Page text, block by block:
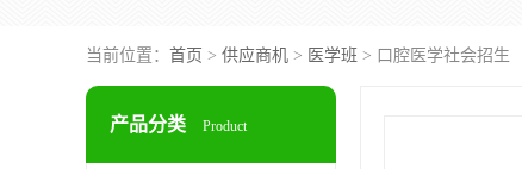
当前位置： 首页 > 供应商机 > 医学班 > 口腔医学社会招生
产品分类 Product